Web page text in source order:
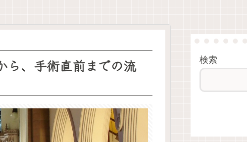
、手術直前までの流
検索